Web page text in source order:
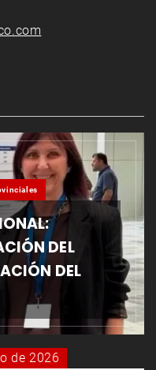
DEL
DEL
de 2026